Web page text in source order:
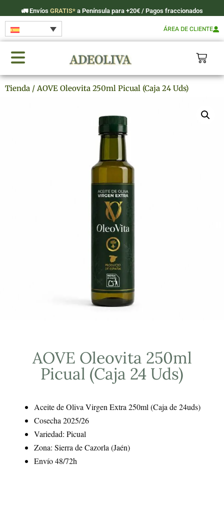
🚛Envíos GRATIS* a Península para +20€ / Pagos fraccionados
ÁREA DE CLIENTE
Tienda / AOVE Oleovita 250ml Picual (Caja 24 Uds)
AOVE Oleovita 250ml
Picual (Caja 24 Uds)
Aceite de Oliva Virgen Extra 250ml (Caja de 24uds)
Cosecha 2025/26
Variedad: Picual
Zona: Sierra de Cazorla (Jaén)
Envío 48/72h